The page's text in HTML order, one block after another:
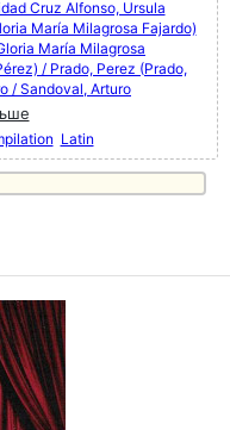
Cruz Alfonso, Ursula
María Milagrosa Fajardo)
María Milagrosa
/ Prado, Perez (Prado,
/ Sandoval, Arturo
Latin